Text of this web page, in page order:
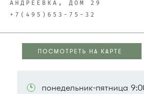
АНДРЕЕВКА, ДОМ 29
+7(495)653-75-32
ПОСМОТРЕТЬ НА КАРТЕ
понедельник-пятница